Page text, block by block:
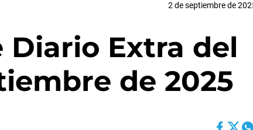
2 de septiembre de
Diario Extra del
de 2025